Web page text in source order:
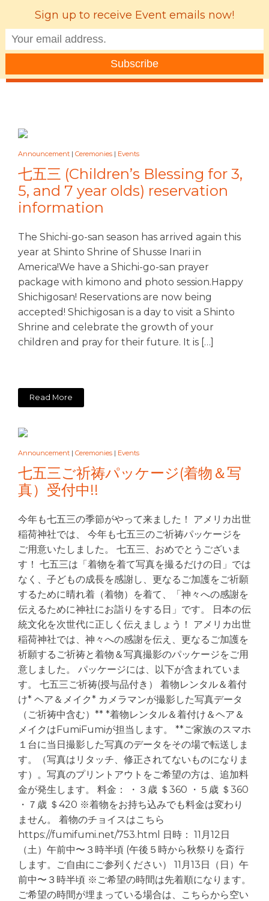
Announcement | Ceremonies | Events
七五三 (Children’s Blessing for 3,
5, and 7 year olds) reservation
information
The Shichi-go-san season has arrived again this
year at Shinto Shrine of Shusse Inari in
America!We have a Shichi-go-san prayer
package with kimono and photo session.Happy
Shichigosan! Reservations are now being
accepted! Shichigosan is a day to visit a Shinto
Shrine and celebrate the growth of your
children and pray for their future. It is […]
Read More
Announcement | Ceremonies | Events
七五三ご祈祷パッケージ(着物＆写
真）受付中!!
今年も七五三の季節がやって来ました！ アメリカ出世
稲荷神社では、 今年も七五三のご祈祷パッケージを
ご用意いたしました。 七五三、おめでとうございま
す！ 七五三は「着物を着て写真を撮るだけの日」では
なく、子どもの成長を感謝し、更なるご加護をご祈願
するために晴れ着（着物）を着て、「神々への感謝を
伝えるために神社にお詣りをする日」です。 日本の伝
統文化を次世代に正しく伝えましょう！ アメリカ出世
稲荷神社では、神々への感謝を伝え、更なるご加護を
祈願するご祈祷と着物＆写真撮影のパッケージをご用
意しました。 パッケージには、以下が含まれていま
す。 七五三ご祈祷(授与品付き） 着物レンタル＆着付
け* ヘア＆メイク* カメラマンが撮影した写真データ
（ご祈祷中含む）** *着物レンタル＆着付け＆ヘア＆
メイクはFumiFumiが担当します。 **ご家族のスマホ
１台に当日撮影した写真のデータをその場で転送しま
す。（写真はリタッチ、修正されてないものになりま
す）。写真のプリントアウトをご希望の方は、追加料
金が発生します。 料金： ・３歳 ＄360 ・５歳 ＄360
・７歳 ＄420 ※着物をお持ち込みでも料金は変わり
ません。 着物のチョイスはこちら
https://fumifumi.net/753.html 日時： 11月12日
（土）午前中〜３時半頃 (午後５時から秋祭りを斎行
します。ご自由にご参列ください） 11月13日（日）午
前中〜３時半頃 ※ご希望の時間は先着順になります。
ご希望の時間が埋まっている場合は、こちらから空い
Sign up to receive Event emails now!